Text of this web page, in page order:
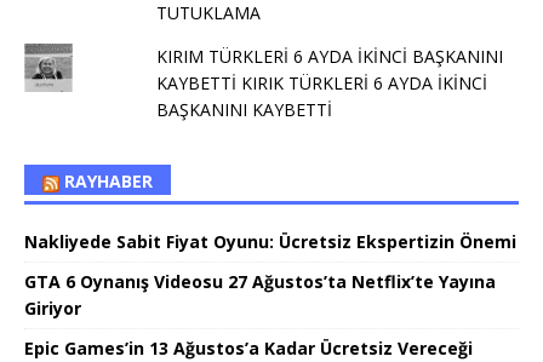
TUTUKLAMA
KIRIM TÜRKLERİ 6 AYDA İKİNCİ BAŞKANINI
KAYBETTİ KIRIK TÜRKLERİ 6 AYDA İKİNCİ
BAŞKANINI KAYBETTİ
RAYHABER
Nakliyede Sabit Fiyat Oyunu: Ücretsiz Ekspertizin Önemi
GTA 6 Oynanış Videosu 27 Ağustos’ta Netflix’te Yayına
Giriyor
Epic Games’in 13 Ağustos’a Kadar Ücretsiz Vereceği